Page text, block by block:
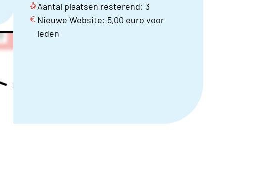
Aantal plaatsen resterend: 3
Nieuwe Website: 5,00 euro voor
leden